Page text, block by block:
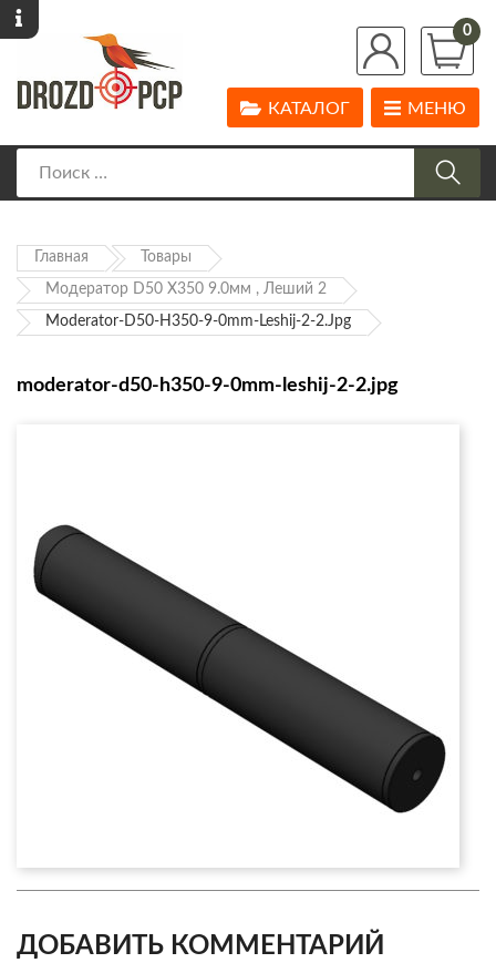
0
МЕНЮ
КАТАЛОГ
Главная Товары
Модератор D50 Х350 9.0мм , Леший 2
Moderator-D50-H350-9-0mm-Leshij-2-2.jpg
moderator-d50-h350-9-0mm-leshij-2-2.jpg
ДОБАВИТЬ КОММЕНТАРИЙ